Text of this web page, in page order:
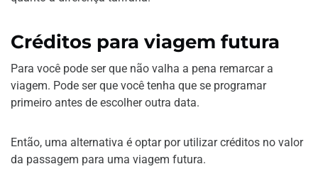
Créditos para viagem futura
Para você pode ser que não valha a pena remarcar a
viagem. Pode ser que você tenha que se programar
primeiro antes de escolher outra data.
Então, uma alternativa é optar por utilizar créditos no valor
da passagem para uma viagem futura.